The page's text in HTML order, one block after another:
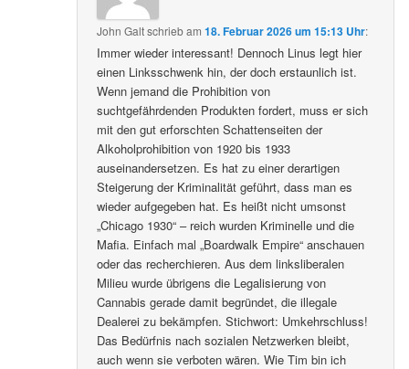
John Galtschriebam18. Februar 2026 um 15:13 Uhr:
Immer wieder interessant! Dennoch Linus legt hier
einen Linksschwenk hin, der doch erstaunlich ist.
Wenn jemand die Prohibition von
suchtgefährdenden Produkten fordert, muss er sich
mit den gut erforschten Schattenseiten der
Alkoholprohibition von 1920 bis 1933
auseinandersetzen. Es hat zu einer derartigen
Steigerung der Kriminalität geführt, dass man es
wieder aufgegeben hat. Es heißt nicht umsonst
„Chicago 1930“ – reich wurden Kriminelle und die
Mafia. Einfach mal „Boardwalk Empire“ anschauen
oder das recherchieren. Aus dem linksliberalen
Milieu wurde übrigens die Legalisierung von
Cannabis gerade damit begründet, die illegale
Dealerei zu bekämpfen. Stichwort: Umkehrschluss!
Das Bedürfnis nach sozialen Netzwerken bleibt,
auch wenn sie verboten wären. Wie Tim bin ich